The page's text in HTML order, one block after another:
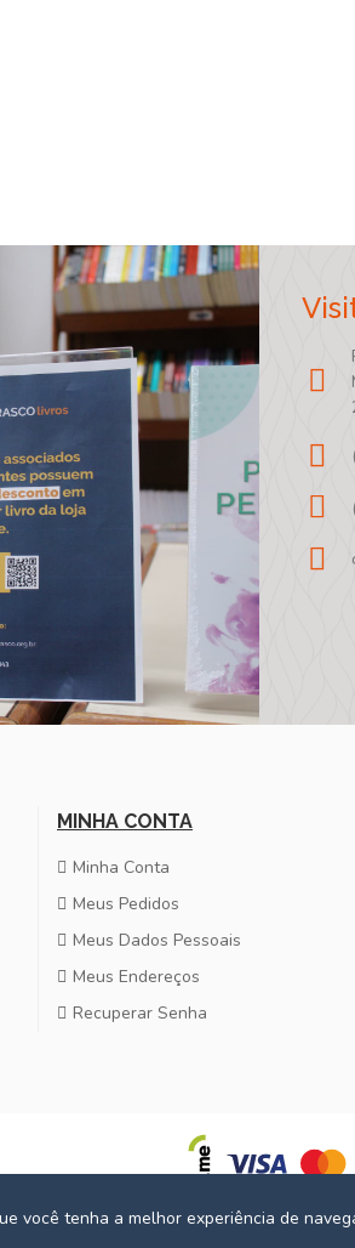
MINHA CONTA
Minha Conta
Meus Pedidos
Meus Dados Pessoais
Meus Endereços
Recuperar Senha
você tenha a melhor experiência de